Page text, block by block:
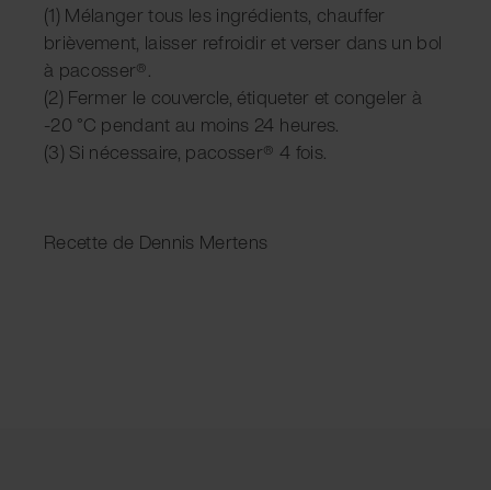
(1) Mélanger tous les ingrédients, chauffer
brièvement, laisser refroidir et verser dans un bol
à pacosser®.
(2) Fermer le couvercle, étiqueter et congeler à
-20 °C pendant au moins 24 heures.
(3) Si nécessaire, pacosser® 4 fois.
Recette de Dennis Mertens